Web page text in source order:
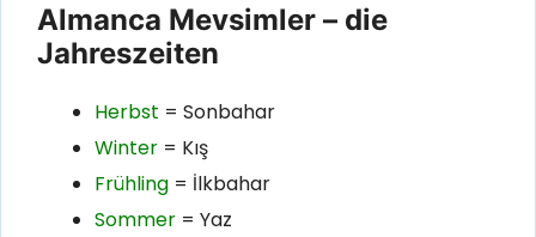
Almanca Mevsimler – die
Jahreszeiten
Herbst = Sonbahar
Winter = Kış
Frühling = İlkbahar
Sommer = Yaz